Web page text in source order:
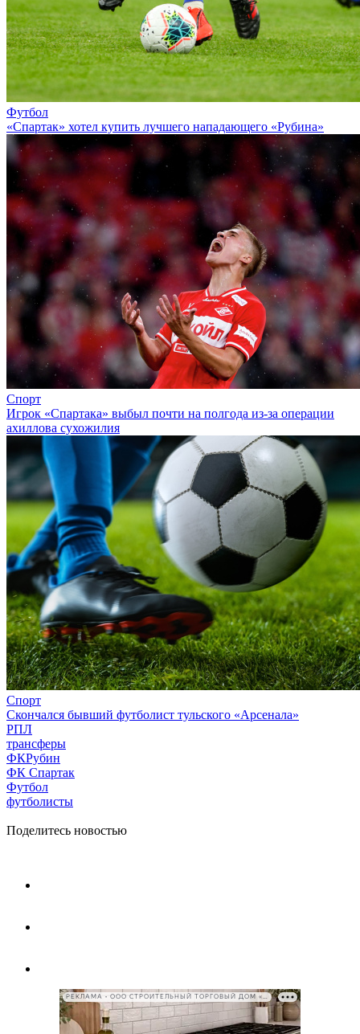
Футбол
«Спартак» хотел купить лучшего нападающего «Рубина»
Спорт
Игрок «Спартака» выбыл почти на полгода из-за операции
ахиллова сухожилия
Спорт
Скончался бывший футболист тульского «Арсенала»
РПЛ
трансферы
ФКРубин
ФК Спартак
Футбол
футболисты
Поделитесь новостью
РЕКЛАМА • ООО СТРОИТЕЛЬНЫЙ ТОРГОВЫЙ ДОМ «ПЕТРОВИЧ», ИНН 7802348846